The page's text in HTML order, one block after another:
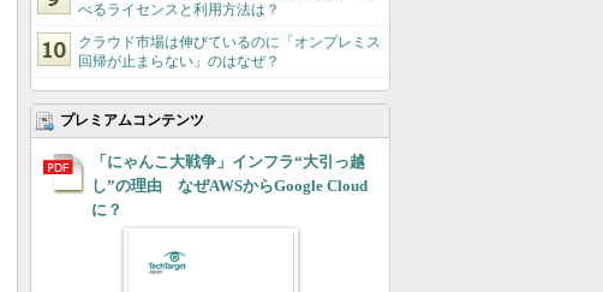
べるライセンスと利用方法は？
クラウド市場は伸びているのに「オンプレミス
回帰が止まらない」のはなぜ？
プレミアムコンテンツ
「にゃんこ大戦争」インフラ“大引っ越
し”の理由 なぜAWSからGoogle Cloud
に？